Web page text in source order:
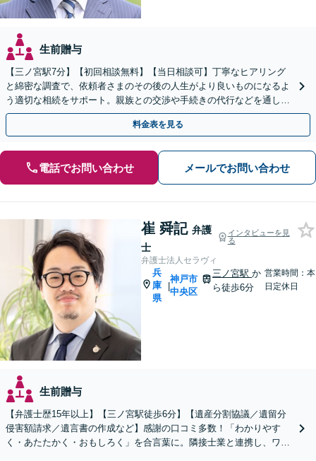
生前贈与
【三ノ宮駅7分】【初回相談無料】【当日相談可】丁寧なヒアリング
と綿密な調査で、依頼者さまのその後の人生がより良いものになるよ
う適切な相続をサポート。親族との交渉や手続きの代行などを通し、
心理的な負担を軽減します【分割払いあり】
料金表を見る
電話でお問い合わせ メールでお問い合わせ
崔 舜記 弁護
士
インタビューを見
る
弁護士法人セラヴィ
兵
庫
県
|
神戸市
中央区
三ノ宮駅か
ら徒歩6分
営業時間：本
日定休日
生前贈与
【弁護士歴15年以上】【三ノ宮駅徒歩6分】【遺産分割協議／遺留分
侵害額請求／遺言書の作成など】感謝の口コミ多数！「わかりやす
く・あたたかく・おもしろく」を合言葉に。隣接士業と連携し、ワン